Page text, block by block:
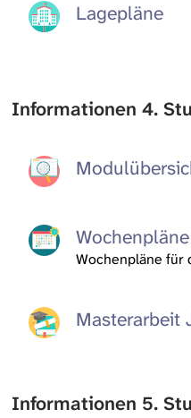
Lagepläne
Informationen 4.
Wochenpläne
Wochenpläne für
Masterarbeit
Informationen 5.